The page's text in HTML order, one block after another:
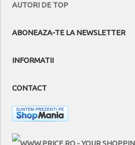
AUTORI DE TOP
ABONEAZA-TE LA NEWSLETTER
INFORMATII
CONTACT